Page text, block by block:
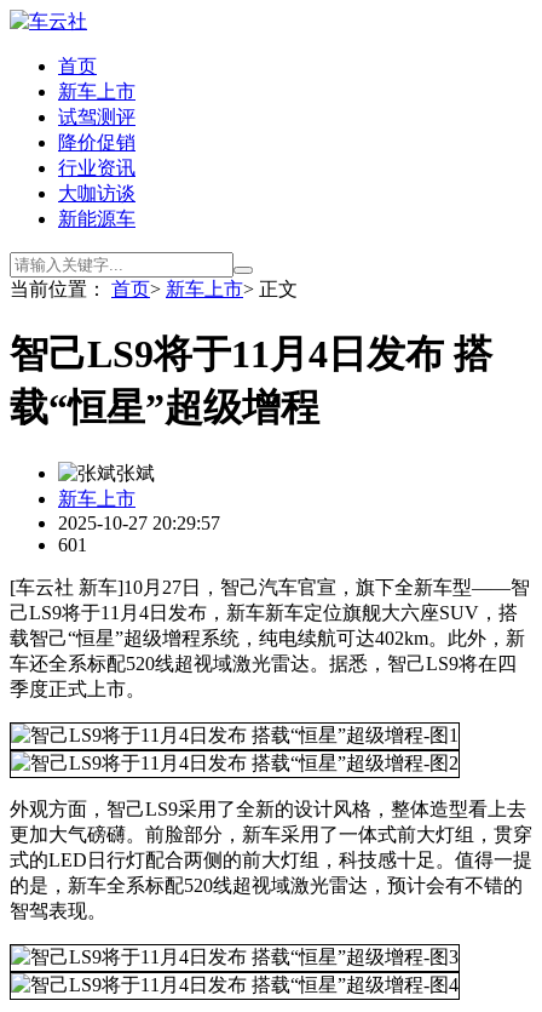
首页
新车上市
试驾测评
降价促销
行业资讯
大咖访谈
新能源车
当前位置： 首页> 新车上市> 正文
智己LS9将于11月4日发布 搭
载“恒星”超级增程
张斌
新车上市
2025-10-27 20:29:57
601
[车云社 新车]10月27日，智己汽车官宣，旗下全新车型——智
己LS9将于11月4日发布，新车新车定位旗舰大六座SUV，搭
载智己“恒星”超级增程系统，纯电续航可达402km。此外，新
车还全系标配520线超视域激光雷达。据悉，智己LS9将在四
季度正式上市。
外观方面，智己LS9采用了全新的设计风格，整体造型看上去
更加大气磅礴。前脸部分，新车采用了一体式前大灯组，贯穿
式的LED日行灯配合两侧的前大灯组，科技感十足。值得一提
的是，新车全系标配520线超视域激光雷达，预计会有不错的
智驾表现。